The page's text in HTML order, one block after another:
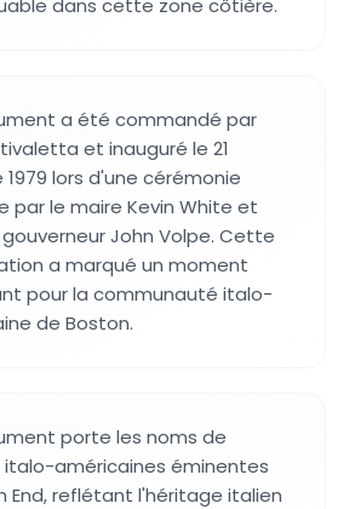
dans cette zone côtière.
a été commandé par
et inauguré le 21
lors d'une cérémonie
par le maire Kevin White et
John Volpe. Cette
a marqué un moment
pour la communauté italo-
de Boston.
porte les noms de
italo-américaines éminentes
End, reflétant l'héritage italien